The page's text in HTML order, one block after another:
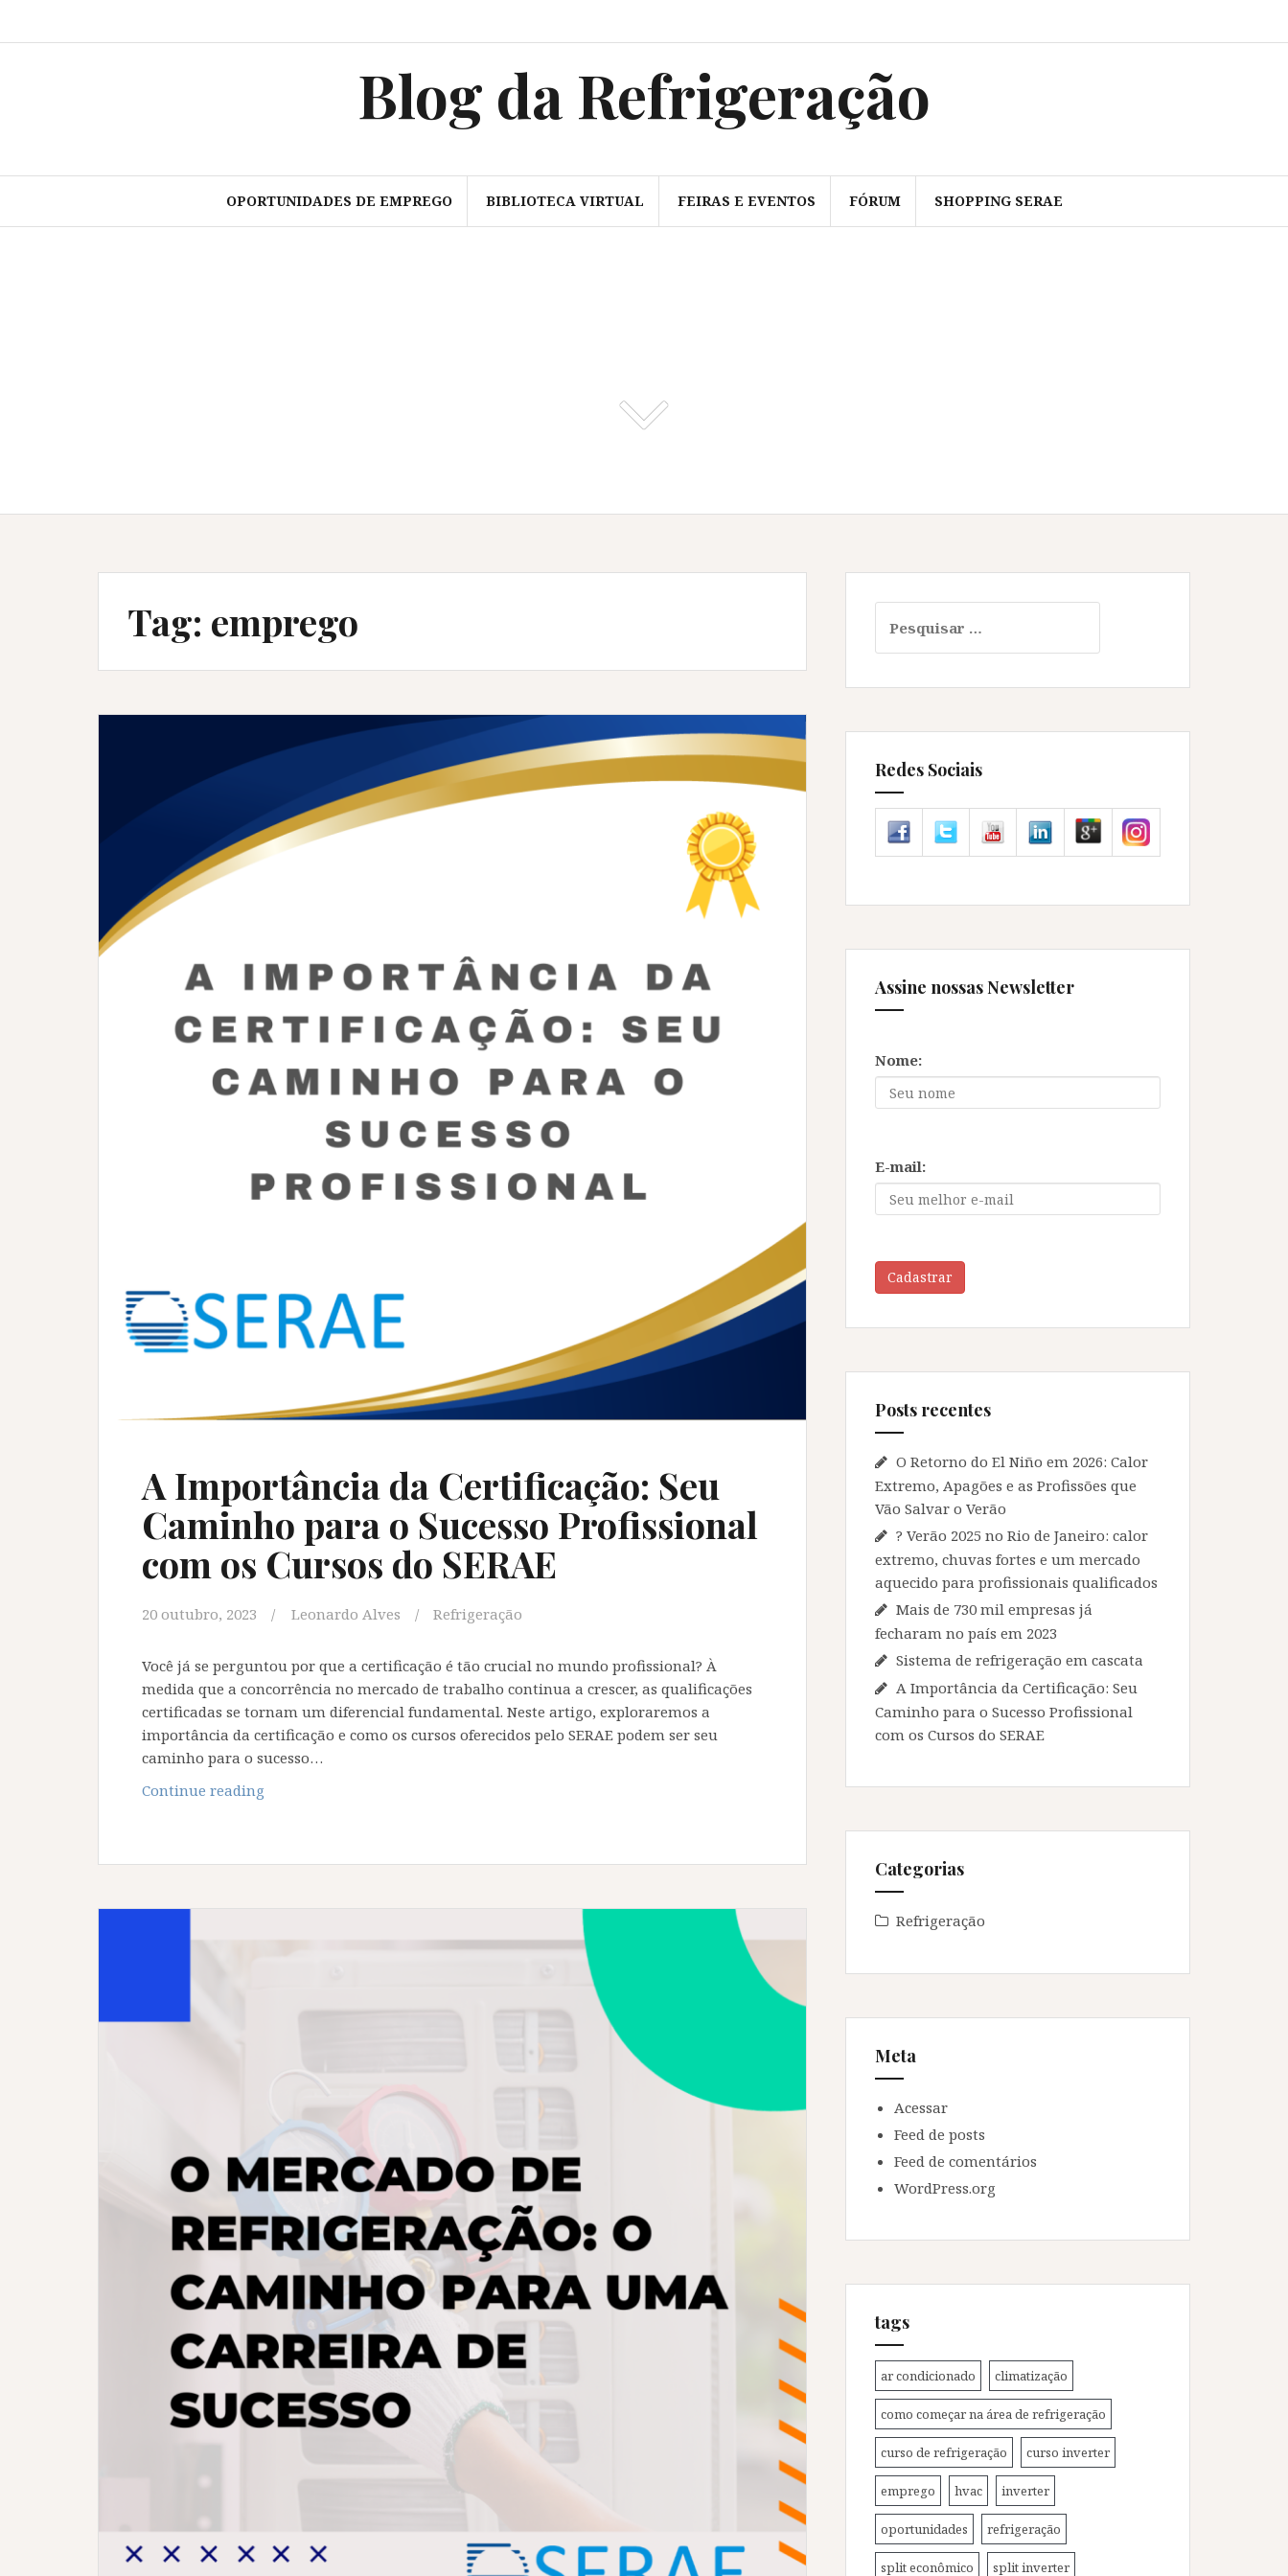
Blog da Refrigeração
OPORTUNIDADES DE EMPREGO BIBLIOTECA VIRTUAL FEIRAS E EVENTOS FÓRUM SHOPPING SERAE
Tag: emprego
A Importância da Certificação: Seu
Caminho para o Sucesso Profissional
com os Cursos do SERAE
20 outubro, 2023 Leonardo Alves Refrigeração
Você já se perguntou por que a certificação é tão crucial no mundo profissional? À
medida que a concorrência no mercado de trabalho continua a crescer, as qualificações
certificadas se tornam um diferencial fundamental. Neste artigo, exploraremos a
importância da certificação e como os cursos oferecidos pelo SERAE podem ser seu
caminho para o sucesso…
Continue reading
por:
Redes Sociais
Assine nossas Newsletter
Nome:
E-mail:
Cadastrar
Posts recentes
O Retorno do El Niño em 2026: Calor
Extremo, Apagões e as Profissões que
Vão Salvar o Verão
? Verão 2025 no Rio de Janeiro: calor
extremo, chuvas fortes e um mercado
aquecido para profissionais qualificados
Mais de 730 mil empresas já
fecharam no país em 2023
Sistema de refrigeração em cascata
A Importância da Certificação: Seu
Caminho para o Sucesso Profissional
com os Cursos do SERAE
Categorias
Refrigeração
Meta
Acessar
Feed de posts
Feed de comentários
WordPress.org
tags
ar condicionado climatização
como começar na área de refrigeração
curso de refrigeração curso inverter
emprego hvac inverter
oportunidades refrigeração
split econômico split inverter